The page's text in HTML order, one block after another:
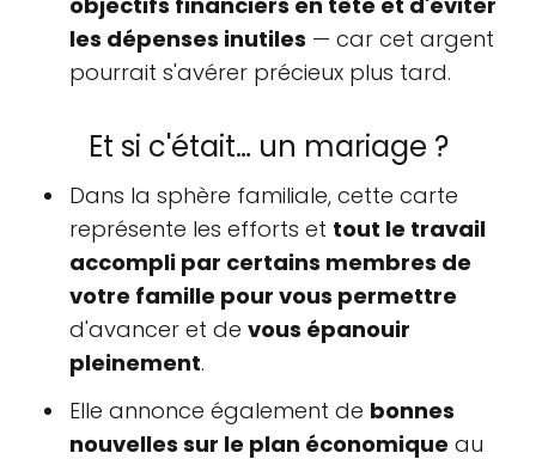
les dépenses inutiles — car cet argent
pourrait s'avérer précieux plus tard.
Et si c'était… un mariage ?
Dans la sphère familiale, cette carte
représente les efforts et tout le travail
accompli par certains membres de
votre famille pour vous permettre
d'avancer et de vous épanouir
pleinement.
Elle annonce également de bonnes
nouvelles sur le plan économique au